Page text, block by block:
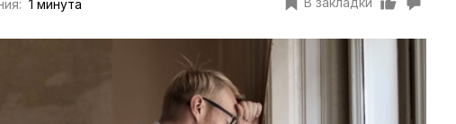
1 минута